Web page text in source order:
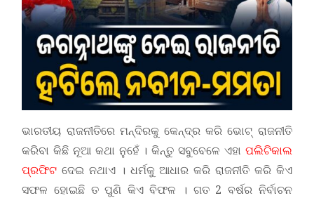
ଭାରତୀୟ ରାଜନୀତିରେ ମନ୍ଦିରକୁ କେନ୍ଦ୍ର କରି ଭୋଟ୍ ରାଜନୀତି
କରିବା କିଛି ନୂଆ କଥା ନୁହେଁ । କିନ୍ତୁ ସବୁବେଳେ ଏହା ପଲିଟିକାଲ
ପ୍ରଫିଟ ଦେଇ ନଥାଏ । ଧର୍ମକୁ ଆଧାର କରି ରାଜନୀତି କରି କିଏ
ସଫଳ ହୋଇଛି ତ ପୁଣି କିଏ ବିଫଳ । ଗତ 2 ବର୍ଷର ନିର୍ବାଚନ